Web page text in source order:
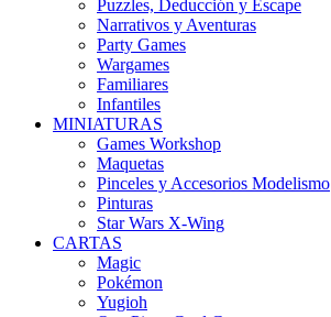
Puzzles, Deducción y Escape
Narrativos y Aventuras
Party Games
Wargames
Familiares
Infantiles
MINIATURAS
Games Workshop
Maquetas
Pinceles y Accesorios Modelismo
Pinturas
Star Wars X-Wing
CARTAS
Magic
Pokémon
Yugioh